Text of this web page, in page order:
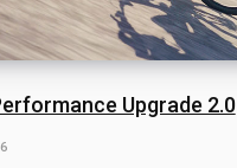
Upgrade 2.0